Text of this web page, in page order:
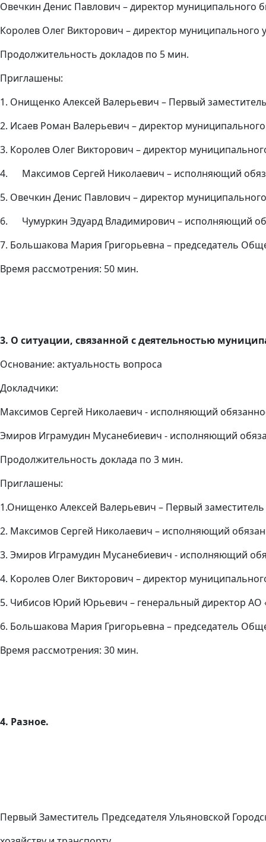
Овечкин Денис Павлович – директор муниципального
Королев Олег Викторович – директор муниципального
Продолжительность докладов по 5 мин.
Приглашены:
1. Онищенко Алексей Валерьевич – Первый
2. Исаев Роман Валерьевич – директор
3. Королев Олег Викторович – директор
4. Максимов Сергей Николаевич – исполняющий
5. Овечкин Денис Павлович – директор
6. Чумуркин Эдуард Владимирович – исполняющий
7. Большакова Мария Григорьевна – председатель
Время рассмотрения: 50 мин.
3. О ситуации, связанной с деятельностью
Основание: актуальность вопроса
Докладчики:
Максимов Сергей Николаевич - исполняющий
Эмиров Играмудин Мусанебиевич - исполняющий
Продолжительность доклада по 3 мин.
Приглашены:
1.Онищенко Алексей Валерьевич – Первый заместитель
2. Максимов Сергей Николаевич – исполняющий
3. Эмиров Играмудин Мусанебиевич - исполняющий
4. Королев Олег Викторович – директор
5. Чибисов Юрий Юрьевич – генеральный директор АО
6. Большакова Мария Григорьевна – председатель
Время рассмотрения: 30 мин.
4. Разное.
Первый Заместитель Председателя Ульяновской